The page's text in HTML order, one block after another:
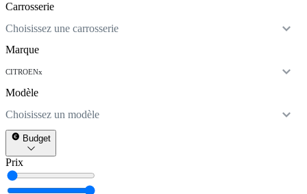
Carrosserie
Choisissez une carrosserie
Marque
CITROENx
Modèle
Choisissez un modèle
Budget
Prix